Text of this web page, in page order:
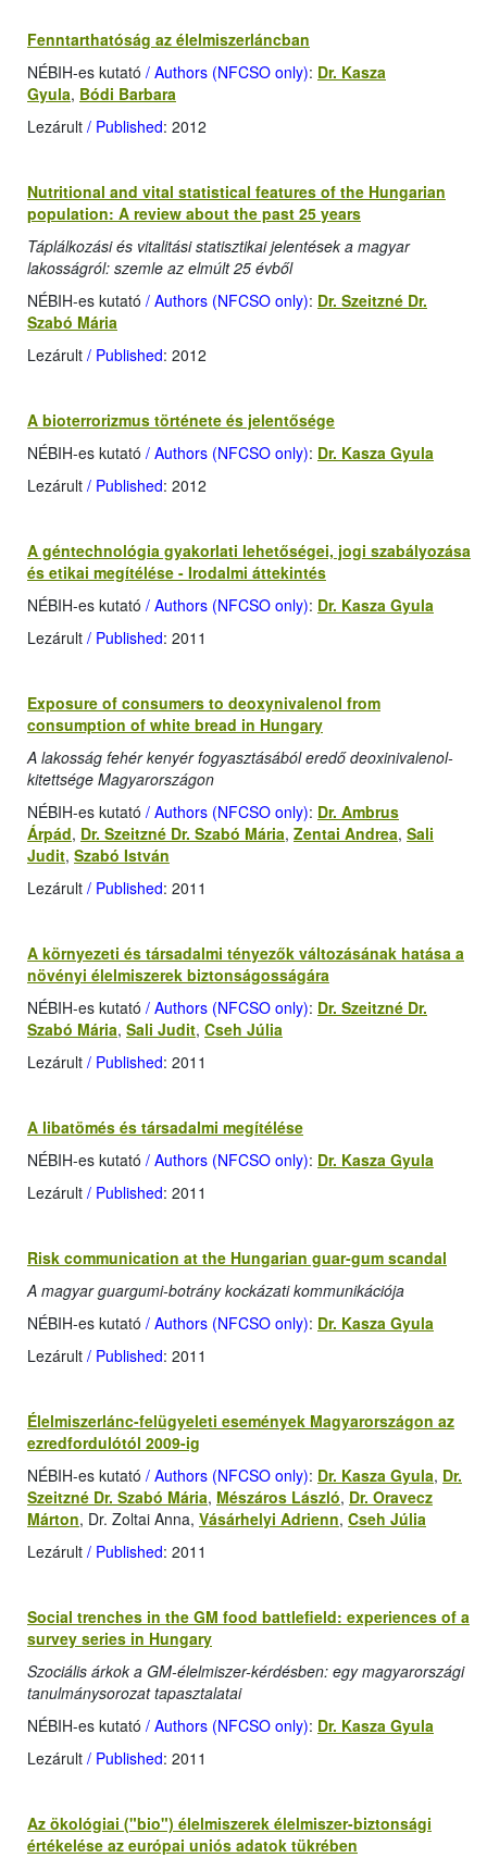
Fenntarthatóság az élelmiszerláncban
NÉBIH-es kutató / Authors (NFCSO only): Dr. Kasza
Gyula, Bódi Barbara
Lezárult / Published: 2012
Nutritional and vital statistical features of the Hungarian
population: A review about the past 25 years
Táplálkozási és vitalitási statisztikai jelentések a magyar
lakosságról: szemle az elmúlt 25 évből
NÉBIH-es kutató / Authors (NFCSO only): Dr. Szeitzné Dr.
Szabó Mária
Lezárult / Published: 2012
A bioterrorizmus története és jelentősége
NÉBIH-es kutató / Authors (NFCSO only): Dr. Kasza Gyula
Lezárult / Published: 2012
A géntechnológia gyakorlati lehetőségei, jogi szabályozása
és etikai megítélése - Irodalmi áttekintés
NÉBIH-es kutató / Authors (NFCSO only): Dr. Kasza Gyula
Lezárult / Published: 2011
Exposure of consumers to deoxynivalenol from
consumption of white bread in Hungary
A lakosság fehér kenyér fogyasztásából eredő deoxinivalenol-
kitettsége Magyarországon
NÉBIH-es kutató / Authors (NFCSO only): Dr. Ambrus
Árpád, Dr. Szeitzné Dr. Szabó Mária, Zentai Andrea, Sali
Judit, Szabó István
Lezárult / Published: 2011
A környezeti és társadalmi tényezők változásának hatása a
növényi élelmiszerek biztonságosságára
NÉBIH-es kutató / Authors (NFCSO only): Dr. Szeitzné Dr.
Szabó Mária, Sali Judit, Cseh Júlia
Lezárult / Published: 2011
A libatömés és társadalmi megítélése
NÉBIH-es kutató / Authors (NFCSO only): Dr. Kasza Gyula
Lezárult / Published: 2011
Risk communication at the Hungarian guar-gum scandal
A magyar guargumi-botrány kockázati kommunikációja
NÉBIH-es kutató / Authors (NFCSO only): Dr. Kasza Gyula
Lezárult / Published: 2011
Élelmiszerlánc-felügyeleti események Magyarországon az
ezredfordulótól 2009-ig
NÉBIH-es kutató / Authors (NFCSO only): Dr. Kasza Gyula, Dr.
Szeitzné Dr. Szabó Mária, Mészáros László, Dr. Oravecz
Márton, Dr. Zoltai Anna, Vásárhelyi Adrienn, Cseh Júlia
Lezárult / Published: 2011
Social trenches in the GM food battlefield: experiences of a
survey series in Hungary
Szociális árkok a GM-élelmiszer-kérdésben: egy magyarországi
tanulmánysorozat tapasztalatai
NÉBIH-es kutató / Authors (NFCSO only): Dr. Kasza Gyula
Lezárult / Published: 2011
Az ökológiai ("bio") élelmiszerek élelmiszer-biztonsági
értékelése az európai uniós adatok tükrében